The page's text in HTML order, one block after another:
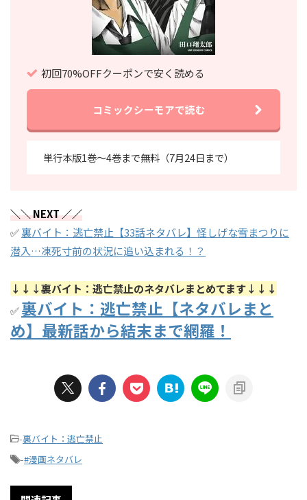
初回70%OFFクーポンで安く読める
コミックシーモアで読む
単行本版1巻～4巻まで無料（7月24日まで）
＼＼ NEXT ／／
✅裏バイト：逃亡禁止【33話ネタバレ】怪しげな雪まつりに
潜入…凍死寸前の状況に追い込まれる！？
↓↓↓裏バイト：逃亡禁止のネタバレまとめてます↓↓↓
✅裏バイト：逃亡禁止【ネタバレまと
め】最新話から結末まで網羅！
-裏バイト：逃亡禁止
-#漫画ネタバレ